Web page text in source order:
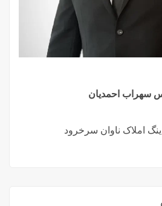
سهراب احمدیان
املاک ناوان سرخرود